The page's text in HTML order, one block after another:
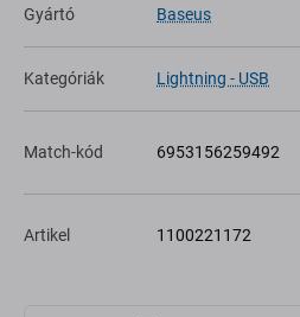
Gyártó Baseus
Kategóriák Lightning - USB
Match-kód 6953156259492
Artikel 1100221172